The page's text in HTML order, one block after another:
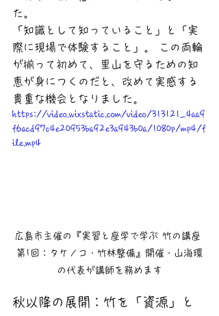
た。
「知識として知っていること」と「実
際に現場で体験すること」。 この両輪
が揃って初めて、里山を守るための知
恵が身につくのだと、改めて実感する
貴重な機会となりました。
https://video.wixstatic.com/video/313121_4aa9
f6acd97c4e20953ba92e3a943b0a/1080p/mp4/f
ile.mp4
広島市主催の『実習と座学で学ぶ 竹の講座
第1回：タケノコ・竹林整備』開催・山海環
の代表が講師を務めます
秋以降の展開：竹を「資源」と